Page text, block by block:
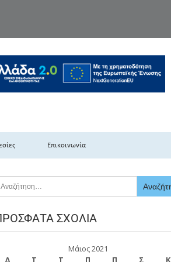
Ελλάδας
Επικοινωνία
ΣΧΌΛΙΑ
Μάιος 2021
Δ
Τ Τ Π Π Σ
Κ